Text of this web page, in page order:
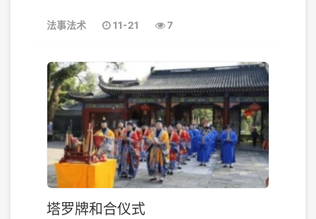
法事法术 11-21 7
塔罗牌和合仪式